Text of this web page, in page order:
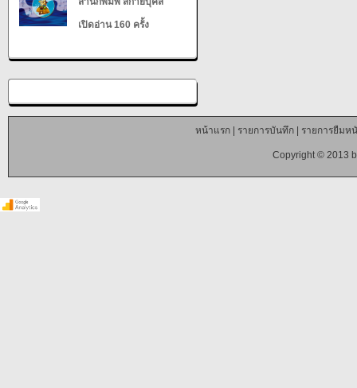
เปิดอ่าน 160 ครั้ง
หน้าแรก| รายการบันทึก| รายการยืมห
Copyright © 2013